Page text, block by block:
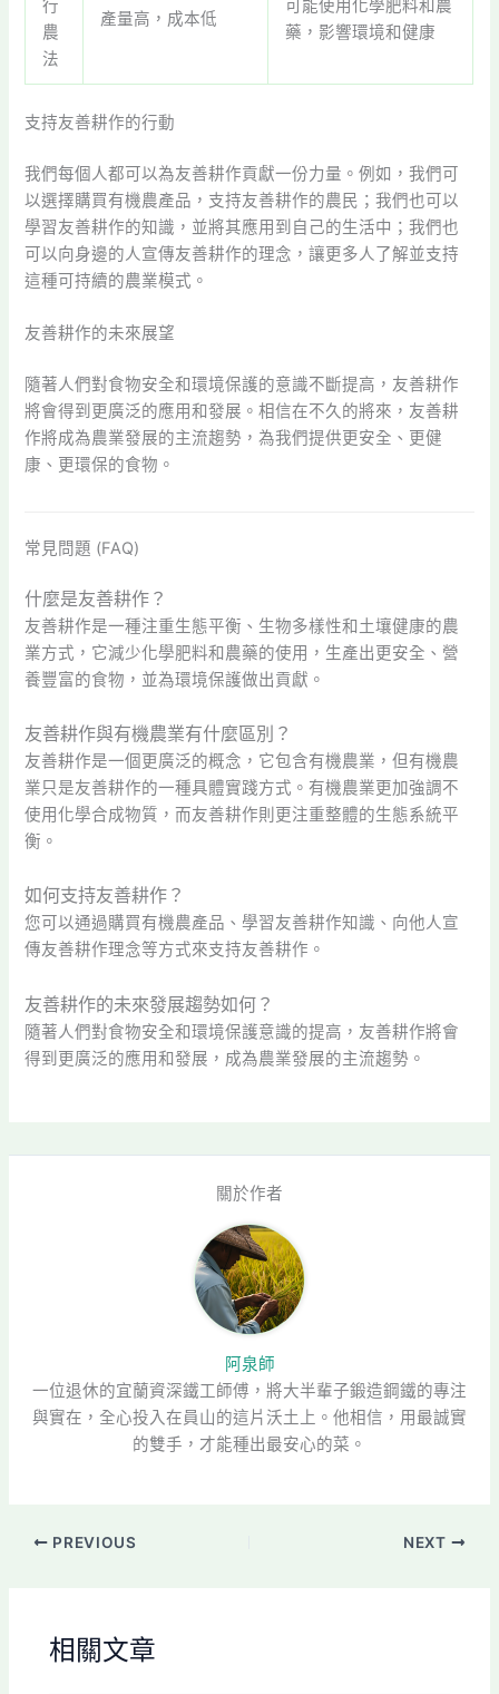
行
農
法
產量高，成本低
可能使用化學肥料和農
藥，影響環境和健康
支持友善耕作的行動
我們每個人都可以為友善耕作貢獻一份力量。例如，我們可
以選擇購買有機農產品，支持友善耕作的農民；我們也可以
學習友善耕作的知識，並將其應用到自己的生活中；我們也
可以向身邊的人宣傳友善耕作的理念，讓更多人了解並支持
這種可持續的農業模式。
友善耕作的未來展望
隨著人們對食物安全和環境保護的意識不斷提高，友善耕作
將會得到更廣泛的應用和發展。相信在不久的將來，友善耕
作將成為農業發展的主流趨勢，為我們提供更安全、更健
康、更環保的食物。
常見問題 (FAQ)
什麼是友善耕作？
友善耕作是一種注重生態平衡、生物多樣性和土壤健康的農
業方式，它減少化學肥料和農藥的使用，生產出更安全、營
養豐富的食物，並為環境保護做出貢獻。
友善耕作與有機農業有什麼區別？
友善耕作是一個更廣泛的概念，它包含有機農業，但有機農
業只是友善耕作的一種具體實踐方式。有機農業更加強調不
使用化學合成物質，而友善耕作則更注重整體的生態系統平
衡。
如何支持友善耕作？
您可以通過購買有機農產品、學習友善耕作知識、向他人宣
傳友善耕作理念等方式來支持友善耕作。
友善耕作的未來發展趨勢如何？
隨著人們對食物安全和環境保護意識的提高，友善耕作將會
得到更廣泛的應用和發展，成為農業發展的主流趨勢。
關於作者
阿泉師
一位退休的宜蘭資深鐵工師傅，將大半輩子鍛造鋼鐵的專注
與實在，全心投入在員山的這片沃土上。他相信，用最誠實
的雙手，才能種出最安心的菜。
PREVIOUS NEXT
相關文章